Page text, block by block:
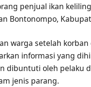
penjual ikan
Bontonompo,
warga setelah
informasi yang
dibuntuti oleh pelaku
jenis parang.